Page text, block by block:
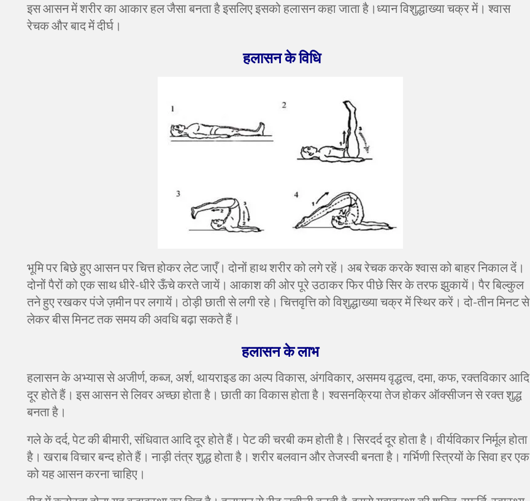
इस आसन में शरीर का आकार हल जैसा बनता है इसलिए इसको हलासन कहा जाता है।ध्यान विशुद्धाख्या चक्र में। श्वास
रेचक और बाद में दीर्घ।
हलासनके विधि
भूमि पर बिछे हुए आसन पर चित्त होकर लेट जाएँ। दोनों हाथ शरीर को लगे रहें। अब रेचक करके श्वास को बाहर निकाल दें।
दोनों पैरों को एक साथ धीरे-धीरे ऊँचे करते जायें। आकाश की ओर पूरे उठाकर फिर पीछे सिर के तरफ झुकायें। पैर बिल्कुल
तने हुए रखकर पंजे ज़मीन पर लगायें। ठोड़ी छाती से लगी रहे। चित्तवृत्ति को विशुद्धाख्या चक्र में स्थिर करें। दो-तीन मिनट से
लेकर बीस मिनट तक समय की अवधि बढ़ा सकते हैं।
हलासनकेलाभ
हलासन के अभ्यास से अजीर्ण,कब्ज, अर्श, थायराइड का अल्प विकास, अंगविकार, असमय वृद्धत्व,दमा,कफ,रक्तविकार आदि
दूर होते हैं। इस आसन से लिवर अच्छा होता है। छाती का विकास होता है। श्वसनक्रिया तेज होकर ऑक्सीजन से रक्त शुद्ध
बनता है।
गले के दर्द,पेट की बीमारी,संधिवात आदि दूर होते हैं। पेट की चरबी कम होती है। सिरदर्द दूर होता है। वीर्यविकार निर्मूल होता
है। खराब विचार बन्द होते हैं। नाड़ी तंत्र शुद्ध होता है। शरीर बलवान और तेजस्वी बनता है। गर्भिणी स्त्रियों के सिवा हर एक
को यह आसन करना चाहिए।